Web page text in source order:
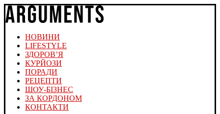
НОВИНИ
LIFESTYLE
ЗДОРОВ’Я
КУРЙОЗИ
ПОРАДИ
РЕЦЕПТИ
ШОУ-БІЗНЕС
ЗА КОРДОНОМ
КОНТАКТИ